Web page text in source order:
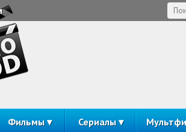
Фильмы Сериалы